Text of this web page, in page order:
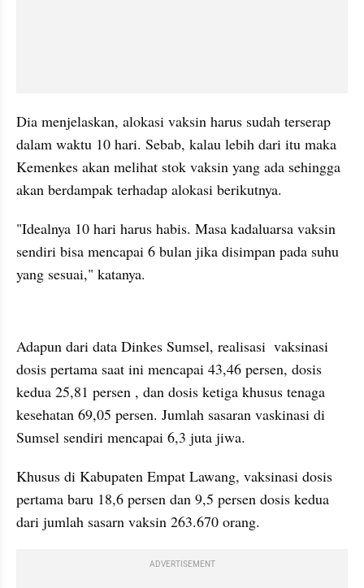
Dia menjelaskan, alokasi vaksin harus sudah terserap
dalam waktu 10 hari. Sebab, kalau lebih dari itu maka
Kemenkes akan melihat stok vaksin yang ada sehingga
akan berdampak terhadap alokasi berikutnya.
"Idealnya 10 hari harus habis. Masa kadaluarsa vaksin
sendiri bisa mencapai 6 bulan jika disimpan pada suhu
yang sesuai," katanya.
Adapun dari data Dinkes Sumsel, realisasi  vaksinasi
dosis pertama saat ini mencapai 43,46 persen, dosis
kedua 25,81 persen , dan dosis ketiga khusus tenaga
kesehatan 69,05 persen. Jumlah sasaran vaskinasi di
Sumsel sendiri mencapai 6,3 juta jiwa.
Khusus di Kabupaten Empat Lawang, vaksinasi dosis
pertama baru 18,6 persen dan 9,5 persen dosis kedua
dari jumlah sasarn vaksin 263.670 orang.
ADVERTISEMENT